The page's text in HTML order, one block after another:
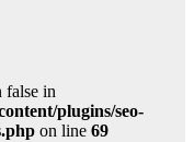
false in
plugins/seo-
on line 69